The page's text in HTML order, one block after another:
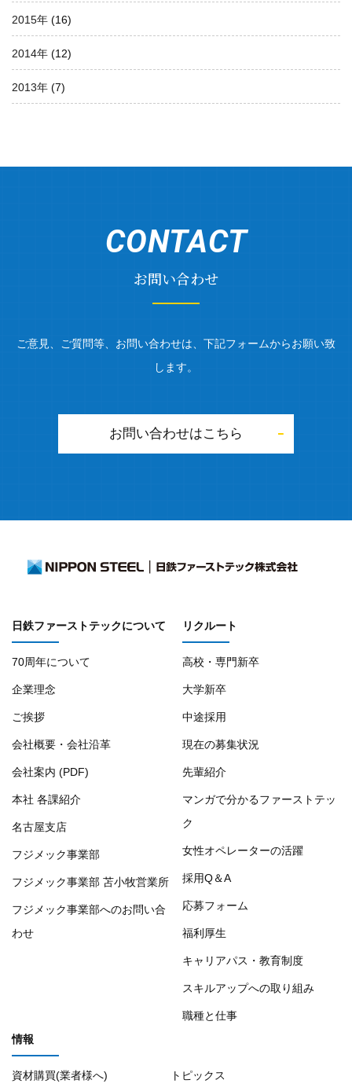
2015年 (16)
2014年 (12)
2013年 (7)
CONTACT
お問い合わせ
ご意見、ご質問等、お問い合わせは、下記フォームからお願い致
します。
お問い合わせはこちら
日鉄ファーストテックについて
70周年について
企業理念
ご挨拶
会社概要・会社沿革
会社案内 (PDF)
本社 各課紹介
名古屋支店
フジメック事業部
フジメック事業部 苫小牧営業所
フジメック事業部へのお問い合
わせ
リクルート
高校・専門新卒
大学新卒
中途採用
現在の募集状況
先輩紹介
マンガで分かるファーストテッ
ク
女性オペレーターの活躍
採用Q＆A
応募フォーム
福利厚生
キャリアパス・教育制度
スキルアップへの取り組み
職種と仕事
情報
資材購買(業者様へ) トピックス